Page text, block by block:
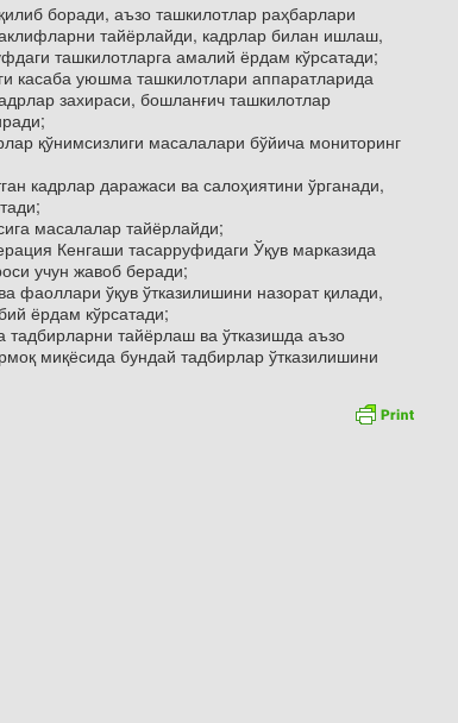
боради, аъзо ташкилотлар раҳбарлари
тайёрлайди, кадрлар билан ишлаш,
ташкилотларга амалий ёрдам кўрсатади;
касаба уюшма ташкилотлари аппаратларида
захираси, бошланғич ташкилотлар
қўнимсизлиги масалалари бўйича мониторинг
кадрлар даражаси ва салоҳиятини ўрганади,
масалалар тайёрлайди;
Кенгаши тасарруфидаги Ўқув марказида
учун жавоб беради;
ўқув ўтказилишини назорат қилади,
ёрдам кўрсатади;
тайёрлаш ва ўтказишда аъзо
миқёсида бундай тадбирлар ўтказилишини